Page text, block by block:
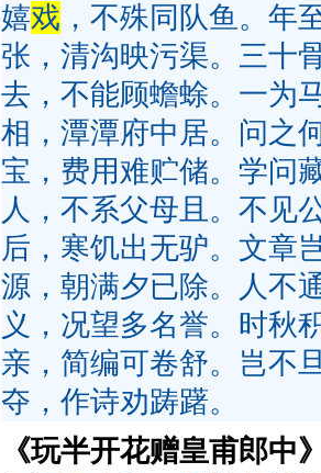
嬉戏 ，不殊同队鱼。年
张，清沟映污渠。三十
去，不能顾蟾蜍。一为
相，潭潭府中居。问之
宝，费用难贮储。学问
人，不系父母且。不见
后，寒饥出无驴。文章
源，朝满夕已除。人不
义，况望多名誉。时秋
亲，简编可卷舒。岂不
夺，作诗劝踌躇。
《玩半开花赠皇甫郎中